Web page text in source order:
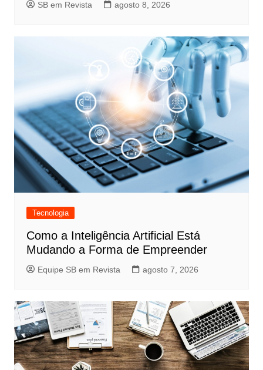
SB em Revista agosto 8, 2026
Tecnologia
Como a Inteligência Artificial Está
Mudando a Forma de Empreender
Equipe SB em Revista agosto 7, 2026